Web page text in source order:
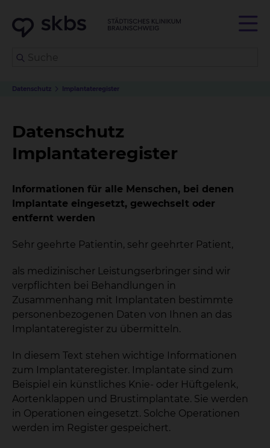
Datenschutz Implantateregister
Datenschutz
Implantateregister
Informationen für alle Menschen, bei denen
Implantate eingesetzt, gewechselt oder
entfernt werden
Sehr geehrte Patientin, sehr geehrter Patient,
als medizinischer Leistungserbringer sind wir
verpflichten bei Behandlungen in
Zusammenhang mit Implantaten bestimmte
personenbezogenen Daten von Ihnen an das
Implantateregister zu übermitteln.
In diesem Text stehen wichtige Informationen
zum Implantateregister. Implantate sind zum
Beispiel ein künstliches Knie- oder Hüftgelenk,
Aortenklappen und Brustimplantate. Sie werden
in Operationen eingesetzt. Solche Operationen
werden im Register gespeichert.